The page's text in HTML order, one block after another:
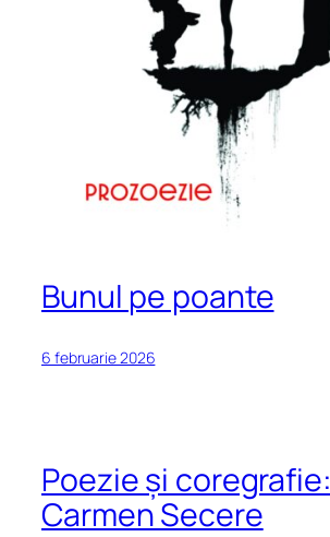
Bunul pe poante
6 februarie 2026
Poezie și coregrafie:
Carmen Secere